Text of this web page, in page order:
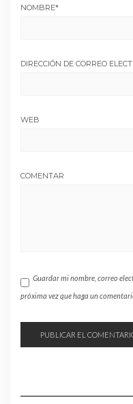
NOMBRE*
DIRECCIÓN DE CORREO
WEB
COMENTAR
Guardar mi nombre, correo
próxima vez que haga un